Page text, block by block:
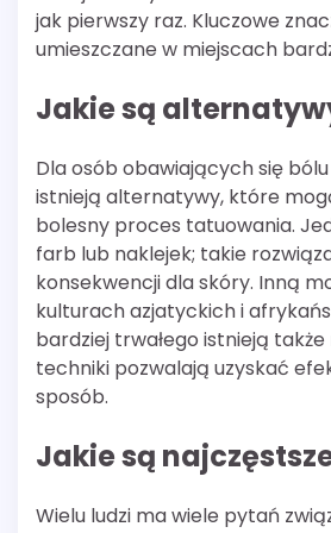
jak pierwszy raz. Kluczowe
umieszczane w miejscach
Jakie są
Dla osób obawiających się
istnieją alternatywy, które
bolesny proces tatuowania.
farb lub naklejek; takie
konsekwencji dla skóry. Inną
kulturach azjatyckich i
bardziej trwałego istnieją
techniki pozwalają uzyskać
sposób.
Jakie są
Wielu ludzi ma wiele pytań